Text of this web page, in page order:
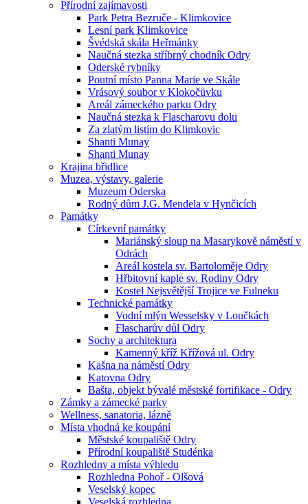
Přírodní zajímavosti
Park Petra Bezruče - Klimkovice
Lesní park Klimkovice
Švédská skála Heřmánky
Naučná stezka stříbrný chodník Odry
Oderské rybníky
Poutní místo Panna Marie ve Skále
Vrásový soubor v Klokočůvku
Areál zámeckého parku Odry
Naučná stezka k Flascharovu dolu
Za zlatým listím do Klimkovic
Shanti Munay
Shanti Munay
Krajina břidlice
Muzea, výstavy, galerie
Muzeum Oderska
Rodný dům J.G. Mendela v Hynčicích
Památky
Církevní památky
Mariánský sloup na Masarykově náměstí v
Odrách
Areál kostela sv. Bartoloměje Odry
Hřbitovní kaple sv. Rodiny Odry
Kostel Nejsvětější Trojice ve Fulneku
Technické památky
Vodní mlýn Wesselsky v Loučkách
Flascharův důl Odry
Sochy a architektura
Kamenný kříž Křížová ul. Odry
Kašna na náměstí Odry
Katovna Odry
Bašta, objekt bývalé městské fortifikace - Odry
Zámky a zámecké parky
Wellness, sanatoria, lázně
Místa vhodná ke koupání
Městské koupaliště Odry
Přírodní koupaliště Studénka
Rozhledny a místa výhledu
Rozhledna Pohoř - Olšová
Veselský kopec
Veselská rozhledna